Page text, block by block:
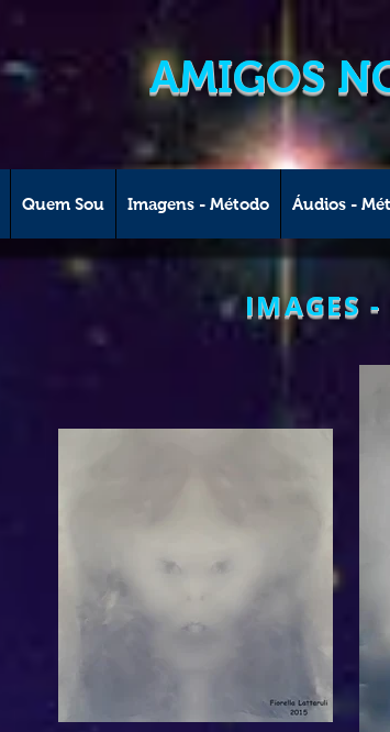
AMIGOS
Quem Sou Imagens - Método Áudios -
IMAGES